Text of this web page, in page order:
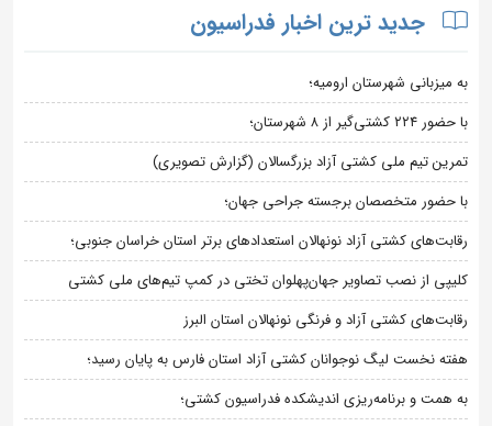
جدید ترین اخبار فدراسیون
به میزبانی شهرستان ارومیه؛
با حضور ۲۲۴ کشتی‌گیر از ۸ شهرستان؛
تمرین تیم ملی کشتی آزاد بزرگسالان (گزارش تصویری)
با حضور متخصصان برجسته جراحی جهان؛
رقابت‌های کشتی آزاد نونهالان استعدادهای برتر استان خراسان جنوبی؛
کلیپی از نصب تصاویر جهان‌پهلوان تختی در کمپ تیم‌های ملی کشتی
رقابت‌های کشتی آزاد و فرنگی نونهالان استان البرز
هفته نخست لیگ نوجوانان کشتی آزاد استان فارس به پایان رسید؛
به همت و برنامه‌ریزی اندیشکده فدراسیون کشتی؛